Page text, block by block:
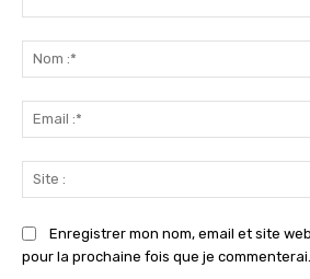
Enregistrer mon nom, email et site
pour la prochaine fois que je commenterai.